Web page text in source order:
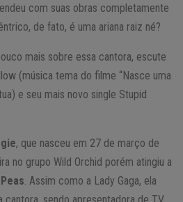
com suas obras completamente
de fato, é uma ariana raiz né?
mais sobre essa cantora, escute
(música tema do filme “Nasce uma
e seu mais novo single Stupid
, que nasceu em 27 de março de
no grupo Wild Orchid porém atingiu a
. Assim como a Lady Gaga, ela
sendo apresentadora de TV,